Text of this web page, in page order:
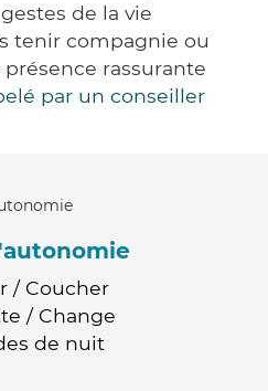
de la vie
tenir compagnie ou
rassurante
par un conseiller
/ Coucher
/ Change
de nuit